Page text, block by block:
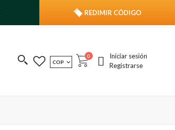
REDIMIR CÓDIGO
MONEDA
COP Cart
0 publicacionesIniciar sesión
Registrarse